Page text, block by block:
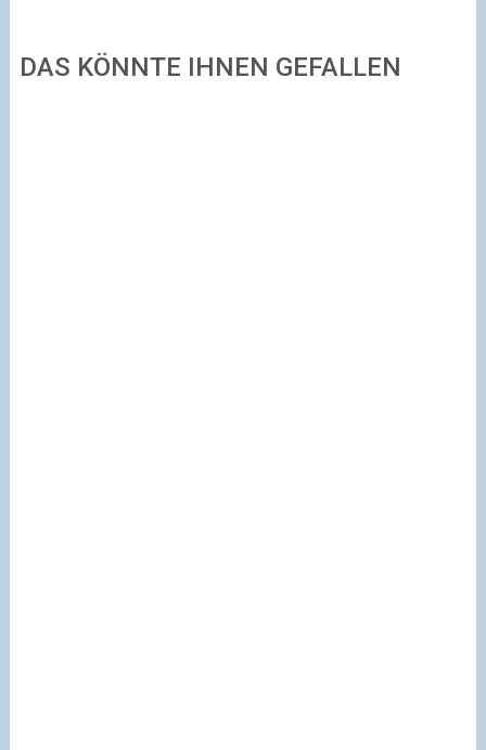
DAS KÖNNTE IHNEN GEFALLEN